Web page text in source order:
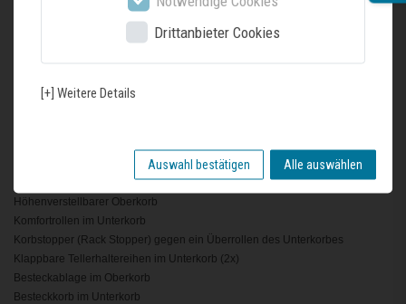
Reiniger-Automatik
Höhenverstellbarer Oberkorb
Komfortrollen im Unterkorb
Korbstopper (Rack Stopper) gegen ein Überrollen des Unterkorbes
Klappbare Tellerhaltereihen im Unterkorb (2x)
Besteckablage im Oberkorb
Besteckkorb im Unterkorb
Drittanbieter Cookies
[+] Weitere Details
Auswahl bestätigen Alle auswählen